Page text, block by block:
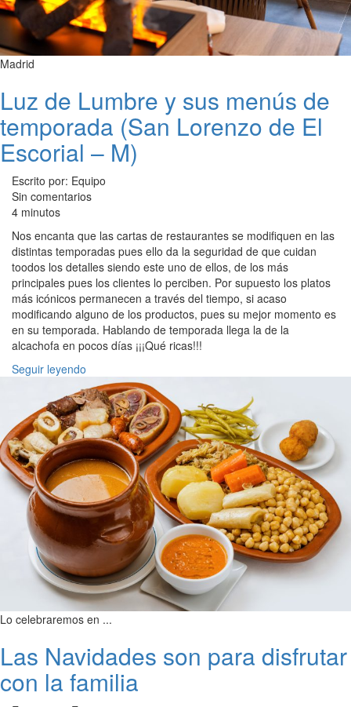
Madrid
Luz de Lumbre y sus menús de
temporada (San Lorenzo de El
Escorial – M)
Escrito por: Equipo
Sin comentarios
4 minutos
Nos encanta que las cartas de restaurantes se modifiquen en las
distintas temporadas pues ello da la seguridad de que cuidan
toodos los detalles siendo este uno de ellos, de los más
principales pues los clientes lo perciben. Por supuesto los platos
más icónicos permanecen a través del tiempo, si acaso
modificando alguno de los productos, pues su mejor momento es
en su temporada. Hablando de temporada llega la de la
alcachofa en pocos días ¡¡¡Qué ricas!!!
Seguir leyendo
Lo celebraremos en ...
Las Navidades son para disfrutar
con la familia